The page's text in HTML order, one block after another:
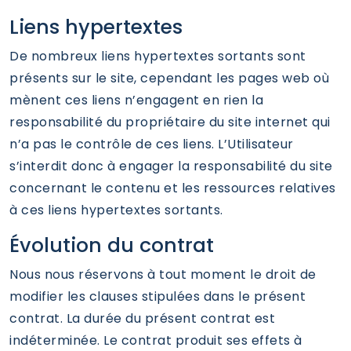
Liens hypertextes
De nombreux liens hypertextes sortants sont
présents sur le site, cependant les pages web où
mènent ces liens n’engagent en rien la
responsabilité du propriétaire du site internet qui
n’a pas le contrôle de ces liens. L’Utilisateur
s’interdit donc à engager la responsabilité du site
concernant le contenu et les ressources relatives
à ces liens hypertextes sortants.
Évolution du contrat
Nous nous réservons à tout moment le droit de
modifier les clauses stipulées dans le présent
contrat. La durée du présent contrat est
indéterminée. Le contrat produit ses effets à